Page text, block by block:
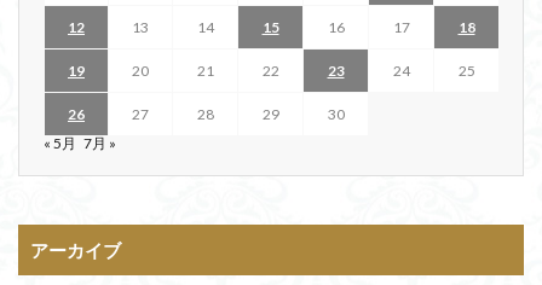
12 13 14 15 16 17 18
19 20 21 22 23 24 25
26 27 28 29
30
« 5月 7月 »
アーカイブ